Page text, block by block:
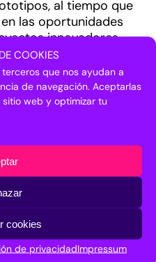
COOKIES
que nos ayudan a
de navegación. Aceptarlas
web y optimizar tu
cookies
de privacidadImpressum
al tiempo que
las oportunidades
innovadores,
específicas
la inversión y el
el encuentro volverá a
emergentes
Open
distintos países
dedeep tech
aumentar su
nacionales e
en el sector. El
con su apoyo a la
la convocatoria del
Transfiere’, en el